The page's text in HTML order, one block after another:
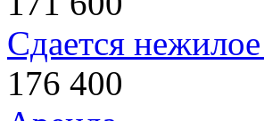
Сдается
176 400